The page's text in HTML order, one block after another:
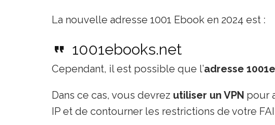
La nouvelle adresse 1001 Ebook en 2024 est :
1001ebooks.net
Cependant, il est possible que l’adresse
Dans ce cas, vous devrez utiliser un VPN pour
IP et de contourner les restrictions de votre